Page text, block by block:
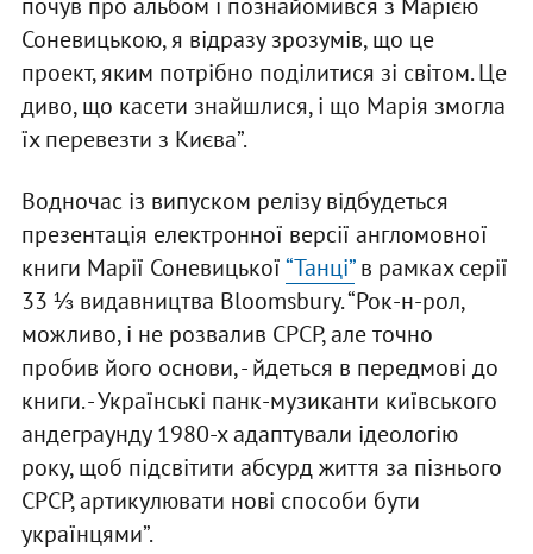
Соневицькою, я відразу зрозумів, що це
проект, яким потрібно поділитися зі світом. Це
диво, що касети знайшлися, і що Марія змогла
їх перевезти з Києва”.
Водночас із випуском релізу відбудеться
презентація електронної версії англомовної
книги Марії Соневицької“Танці”в рамках серії
33 ⅓ видавництва Bloomsbury. “Рок-н-рол,
можливо, і не розвалив СРСР, але точно
пробив його основи, - йдеться в передмові до
книги. - Українські панк-музиканти київського
андеграунду 1980-х адаптували ідеологію
року, щоб підсвітити абсурд життя за пізнього
СРСР, артикулювати нові способи бути
українцями”.